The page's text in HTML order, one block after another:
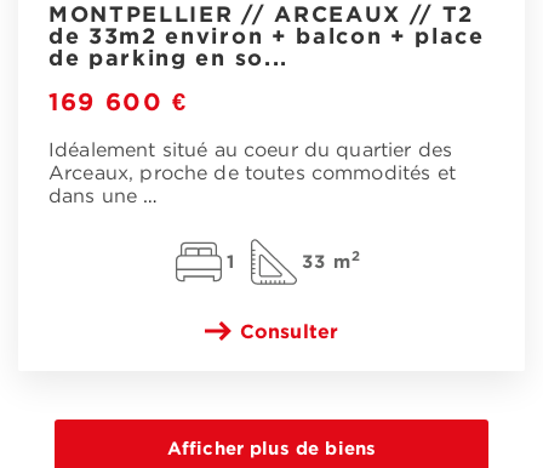
MONTPELLIER // ARCEAUX // T2
de 33m2 environ + balcon + place
de parking en so...
169 600 €
Idéalement situé au coeur du quartier des
Arceaux, proche de toutes commodités et
dans une …
1 33 m2
Consulter